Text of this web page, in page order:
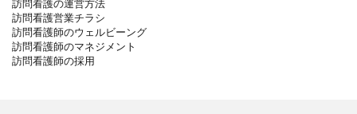
訪問看護の運営方法
訪問看護営業チラシ
訪問看護師のウェルビーング
訪問看護師のマネジメント
訪問看護師の採用